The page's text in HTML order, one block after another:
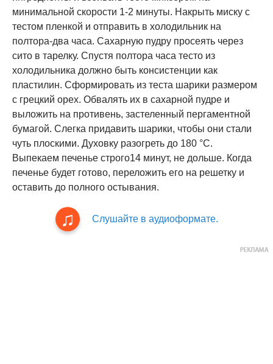
минимальной скорости 1-2 минуты. Накрыть миску с
тестом пленкой и отправить в холодильник на
полтора-два часа. Сахарную пудру просеять через
сито в тарелку. Спустя полтора часа тесто из
холодильника должно быть консистенции как
пластилин. Сформировать из теста шарики размером
с грецкий орех. Обвалять их в сахарной пудре и
выложить на противень, застеленный пергаментной
бумагой. Слегка придавить шарики, чтобы они стали
чуть плоскими. Духовку разогреть до 180 °C.
Выпекаем печенье строго14 минут, не дольше. Когда
печенье будет готово, переложить его на решетку и
оставить до полного остывания.
Слушайте в аудиоформате.